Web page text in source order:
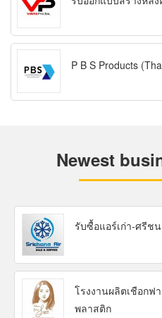
P B S Products
Newest
รับซื้อแอร์เก่า-ศรีช
โรงงานผลิตเชือกฟ
พลาสติก